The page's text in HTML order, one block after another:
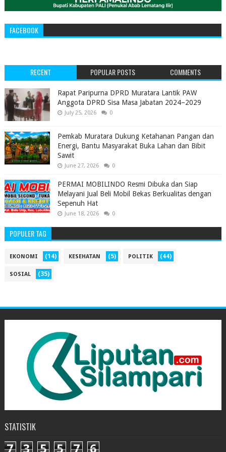
FACEBOOK
RECENT POPULAR POSTS COMMENTS
‎Rapat Paripurna DPRD Muratara Lantik PAW
Anggota DPRD Sisa Masa Jabatan 2024–2029 ‎
July 25, 2026 0
Pemkab Muratara Dukung Ketahanan Pangan dan
Energi, Bantu Masyarakat Buka Lahan dan Bibit
Sawit
June 27, 2026 0
PERMAI MOBILINDO Resmi Dibuka dan Siap
Melayani Jual Beli Mobil Bekas Berkualitas dengan
Sepenuh Hat
June 18, 2026 0
POPULER TAG
EKONOMI (14) KESEHATAN (5) POLITIK (44)
SOSIAL (35)
STATISTIK
7 3 5 5 7 6